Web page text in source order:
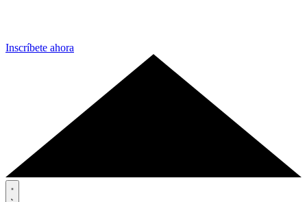
Inscríbete ahora